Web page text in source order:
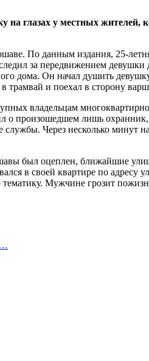
глазах у местных
По данным издания, 25-
за передвижением
дома. Он начал душить
трамвай и поехал в сторону
владельцам
о произошедшем лишь
службы. Через несколько
был оцеплен, ближайшие
в своей квартире по адресу
Мужчине грозит